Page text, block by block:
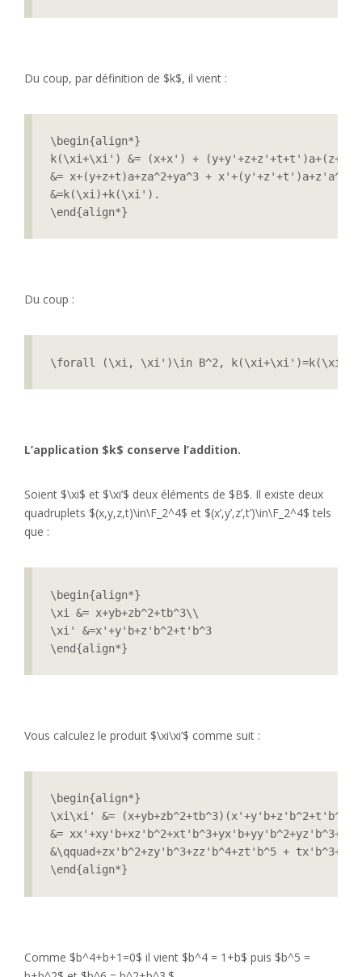
Du coup, par définition de $k$, il vient :
\begin{align*}
k(\xi+\xi') &= (x+x') +
&= x+(y+z+t)a+za^2+ya^3 +
&=k(\xi)+k(\xi').
\end{align*}
Du coup :
\forall (\xi, \xi')\in B^2,
L’application $k$ conserve l’addition.
Soient $\xi$ et $\xi’$ deux éléments de $B$. Il existe deux
quadruplets $(x,y,z,t)\in\F_2^4$ et $(x’,y’,z’,t’)\in\F_2^4$ tels
que :
\begin{align*}
\xi &= x+yb+zb^2+tb^3\\
\xi' &=x'+y'b+z'b^2+t'b^3
\end{align*}
Vous calculez le produit $\xi\xi’$ comme suit :
\begin{align*}
\xi\xi' &=
&=
&\qquad+zx'b^2+zy'b^3+zz'b^4+zt'b^5 +
\end{align*}
Comme $b^4+b+1=0$ il vient $b^4 = 1+b$ puis $b^5 =